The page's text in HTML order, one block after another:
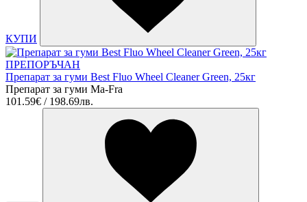
КУПИ
ПРЕПОРЪЧАН
Препарат за гуми Best Fluo Wheel Cleaner Green, 25кг
Препарат за гуми Ma-Fra
101.59€ / 198.69лв.